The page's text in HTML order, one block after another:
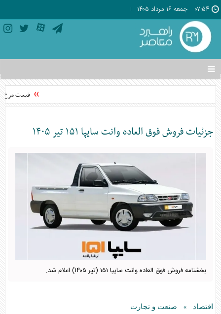
۰۷:۵۴ جمعه ۱۶ مرداد ۱۴۰۵
تغییر
وضعیت
منوی
ها
قیمت مرغ
جزئیات فروش فوق العاده وانت سایپا ۱۵۱ تیر ۱۴۰۵
بخشنامه فروش فوق العاده وانت سایپا ۱۵۱ (تیر ۱۴۰۵) اعلام شد.
اقتصاد » صنعت و تجارت